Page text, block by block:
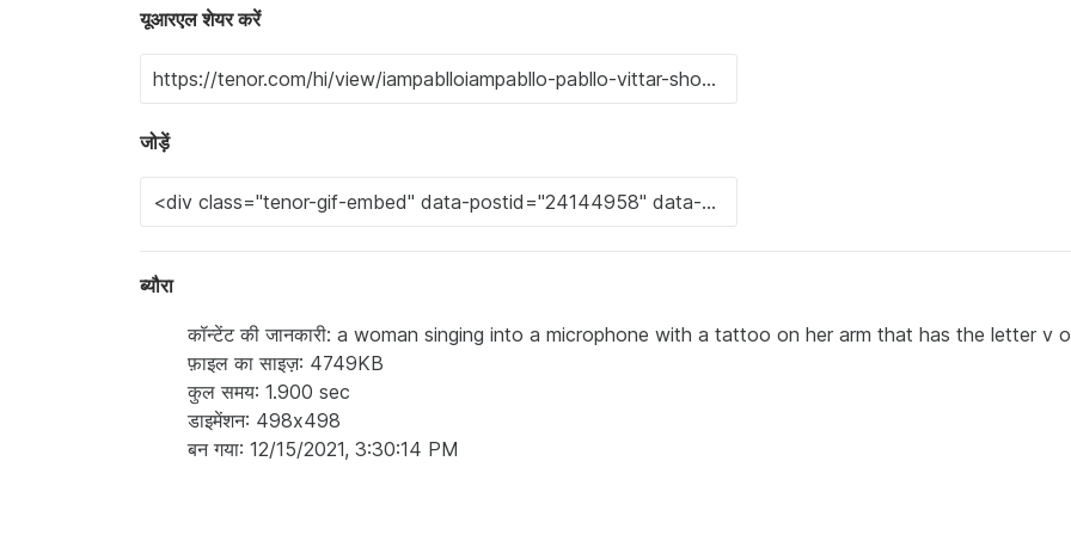
यूआरएल शेयर करें
जोड़ें
ब्यौरा
कॉन्टेंट की जानकारी: a woman singing into a microphone with a tattoo on her arm that has the letter v
फ़ाइल का साइज़: 4749KB
कुल समय: 1.900 sec
डाइमेंशन: 498x498
बन गया: 12/15/2021, 3:30:14 PM